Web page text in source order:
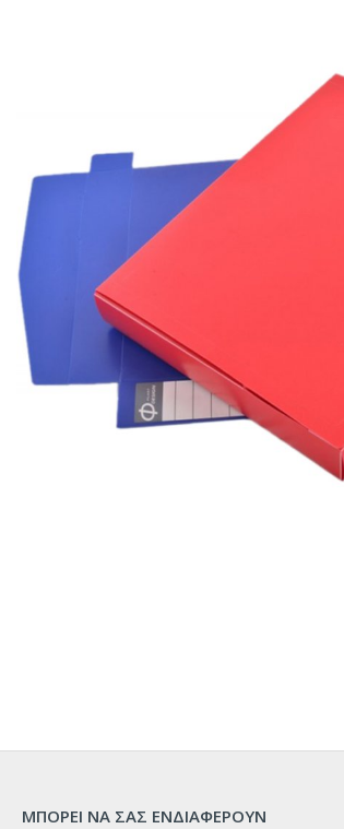
ΜΠΟΡΕΙ ΝΑ ΣΑΣ ΕΝΔΙΑΦΕΡΟΥΝ